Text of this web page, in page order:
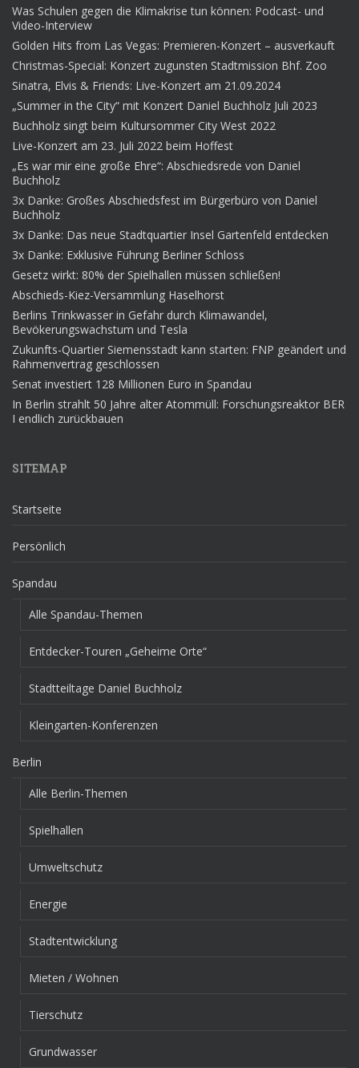
Was Schulen gegen die Klimakrise tun können: Podcast- und
Video-Interview
Golden Hits from Las Vegas: Premieren-Konzert – ausverkauft
Christmas-Special: Konzert zugunsten Stadtmission Bhf. Zoo
Sinatra, Elvis & Friends: Live-Konzert am 21.09.2024
„Summer in the City“ mit Konzert Daniel Buchholz Juli 2023
Buchholz singt beim Kultursommer City West 2022
Live-Konzert am 23. Juli 2022 beim Hoffest
„Es war mir eine große Ehre“: Abschiedsrede von Daniel
Buchholz
3x Danke: Großes Abschiedsfest im Bürgerbüro von Daniel
Buchholz
3x Danke: Das neue Stadtquartier Insel Gartenfeld entdecken
3x Danke: Exklusive Führung Berliner Schloss
Gesetz wirkt: 80% der Spielhallen müssen schließen!
Abschieds-Kiez-Versammlung Haselhorst
Berlins Trinkwasser in Gefahr durch Klimawandel,
Bevökerungswachstum und Tesla
Zukunfts-Quartier Siemensstadt kann starten: FNP geändert und
Rahmenvertrag geschlossen
Senat investiert 128 Millionen Euro in Spandau
In Berlin strahlt 50 Jahre alter Atommüll: Forschungsreaktor BER
I endlich zurückbauen
SITEMAP
Startseite
Persönlich
Spandau
Alle Spandau-Themen
Entdecker-Touren „Geheime Orte“
Stadtteiltage Daniel Buchholz
Kleingarten-Konferenzen
Berlin
Alle Berlin-Themen
Spielhallen
Umweltschutz
Energie
Stadtentwicklung
Mieten / Wohnen
Tierschutz
Grundwasser